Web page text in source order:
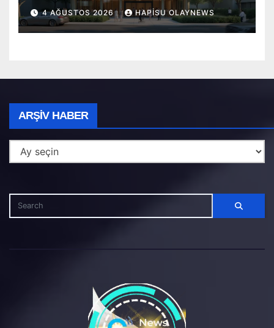
4 AĞUSTOS 2026 HAPISU OLAYNEWS
ARŞIV HABER
Haber